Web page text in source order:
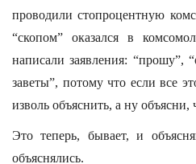
проводили стопроцентную
“скопом” оказался в
написали заявления: “прошу”,
заветы”, потому что если все
изволь объяснить, а ну
Это теперь, бывает, и
объяснялись.